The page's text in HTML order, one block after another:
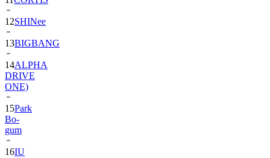
13BIGBANG
14ALPHA
DRIVE
ONE)
15Park
Bo-
gum
16IU
17NewJeans